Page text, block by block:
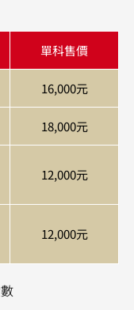
單科售價
16,000元
18,000元
12,000元
12,000元